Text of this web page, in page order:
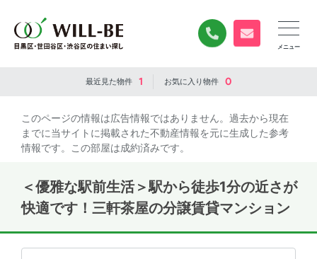
0120-840-834
無料お問い合
最近見た物件 1 お気に入り物件 0
このページの情報は広告情報ではありません。過去から現在
までに当サイトに掲載された不動産情報を元に生成した参考
情報です。この部屋は成約済みです。
＜優雅な駅前生活＞駅から徒歩1分の近さが
快適です！三軒茶屋の分譲賃貸マンション